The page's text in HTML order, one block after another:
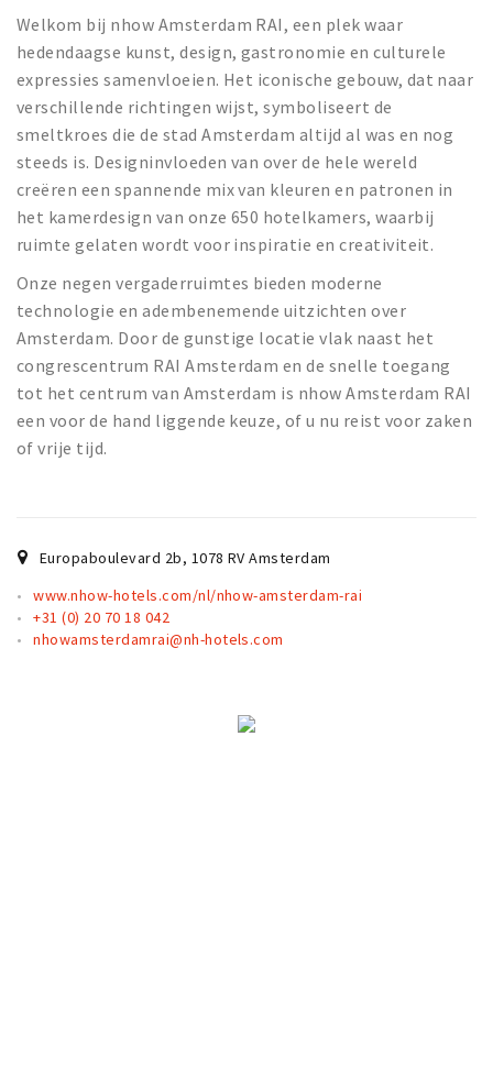
Magazine
Columns
Interviews
Hello Zuidas Articles
About Hello Zuidas
Programme
Contact
Partner Apps
Sign in
Welkom bij nhow Amsterdam RAI, een plek waar
hedendaagse kunst, design, gastronomie en culturele
expressies samenvloeien. Het iconische gebouw, dat naar
verschillende richtingen wijst, symboliseert de
smeltkroes die de stad Amsterdam altijd al was en nog
steeds is. Designinvloeden van over de hele wereld
creëren een spannende mix van kleuren en patronen in
het kamerdesign van onze 650 hotelkamers, waarbij
ruimte gelaten wordt voor inspiratie en creativiteit.
Onze negen vergaderruimtes bieden moderne
technologie en adembenemende uitzichten over
Amsterdam. Door de gunstige locatie vlak naast het
congrescentrum RAI Amsterdam en de snelle toegang
tot het centrum van Amsterdam is nhow Amsterdam RAI
een voor de hand liggende keuze, of u nu reist voor zaken
of vrije tijd.
Europaboulevard 2b, 1078 RV Amsterdam
www.nhow-hotels.com/nl/nhow-amsterdam-rai
+31 (0) 20 70 18 042
nhowamsterdamrai@nh-hotels.com